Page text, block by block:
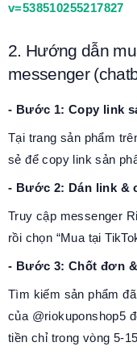
v=538510255217827
2. Hướng dẫn
messenger
- Bước 1: Copy link
Tại trang sản phẩm
sẻ để copy link sản
- Bước 2: Dán link &
Truy cập messenger
rồi chọn “Mua tại
- Bước 3: Chốt đơn
Tìm kiếm sản phẩm
của @riokuponshop5
tiền chỉ trong vòng 5-